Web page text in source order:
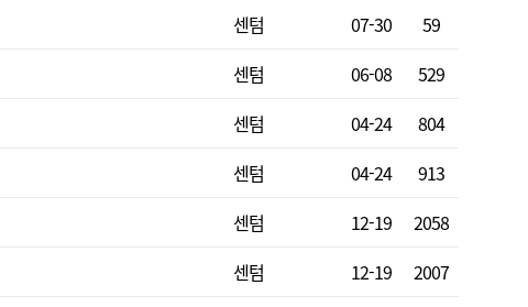
센텀 07-30
59
센텀 06-08
529
센텀 04-24
804
센텀 04-24
913
센텀 12-19
2058
센텀 12-19
2007